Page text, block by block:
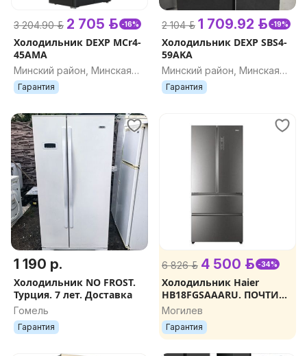
3 204.90 р. 2 705 р. -16%
Холодильник DEXP MCr4-
45AMA
Минский район, Минская
обл.
Гарантия
2 104 р. 1 709.92 р. -19%
Холодильник DEXP SBS4-
59AKA
Минский район, Минская
обл.
Гарантия
1 190 р.
Холодильник NO FROST.
Турция. 7 лет. Доставка
Гомель
Гарантия
6 826 р. 4 500 р. -34%
Холодильник Haier
HB18FGSAAARU. ПОЧТИ
НОВЫЙ. ГАРАНТИЯ 6
МЕСЯЦЕВ. СКИДКА.
Могилев
Гарантия